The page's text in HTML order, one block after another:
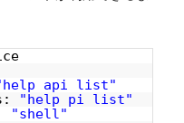
api list"
"help pi list"
"shell"